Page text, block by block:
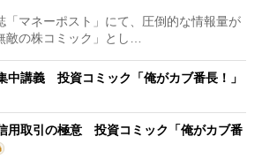
マネーポスト」にて、圧倒的な情報量が
敵の株コミック」とし…
中講義 投資コミック「俺がカブ番長！」
用取引の極意 投資コミック「俺がカブ番